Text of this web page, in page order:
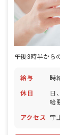
午後3時半から
給与 時
休日
日
給
アクセス
宇